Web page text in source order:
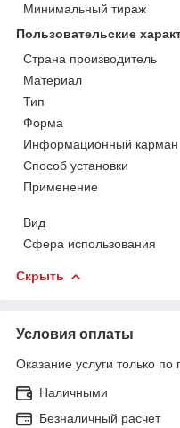
Минимальный тираж
Пользовательские
Страна производитель
Материал
Тип
Форма
Информационный карман
Способ установки
Применение
Вид
Сфера использования
Скрыть
Условия оплаты
Оказание услуги только по
Наличными
Безналичный расчет